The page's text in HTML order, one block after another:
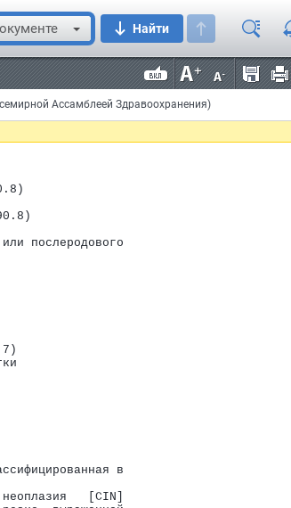
Найти
Ассамблеей Здравоохранения)
шейки матки
послеродового
в
[CIN]